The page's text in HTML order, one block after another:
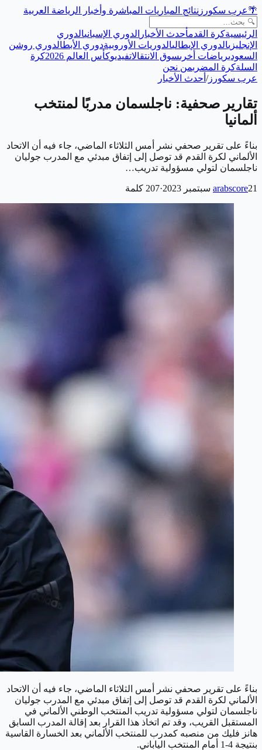
🌴عرب سكورز نتائج المباريات المباشرة وأخبار الرياضة العربية
الرئيسيةكرة القدمأحدث الأخبار الدوري الإسبانيالدوري
الإنجليزيالدوري الإيطاليالدوريات الأوروبيةدوري الأبطالدوري روشن
السعوديرياضات أخرىسوق الانتقالاتفيديوكأس العالم 2026
كرة
السلةكرة المضربمن نحن
عرب سكورز/ أحدث الأخبار
تقارير صحفية: ناجلسمان مدربًا لمنتخب
ألمانيا
بناءً على تقرير صحفي نشر أمس الثلاثاء الماضي، جاء فيه أن الاتحاد
الألماني لكرة القدم قد توصل إلى إتفاق مبدئي مع المدرب جوليان
ناجلسمان لتولي مسؤولية تدريب…
arabscore21 سبتمبر 2023 ·
207 كلمة
بناءً على تقرير صحفي نشر أمس الثلاثاء الماضي، جاء فيه أن الاتحاد
الألماني لكرة القدم قد توصل إلى إتفاق مبدئي مع المدرب جوليان
ناجلسمان لتولي مسؤولية تدريب المنتخب الوطني الألماني في
المستقبل القريب، وقد تم اتخاذ هذا القرار بعد إقالة المدرب السابق
هانز فليك من منصبه كمدرب للمنتخب الألماني بعد الخسارة القاسية
بنتيجة 4-1 أمام المنتخب الياباني.